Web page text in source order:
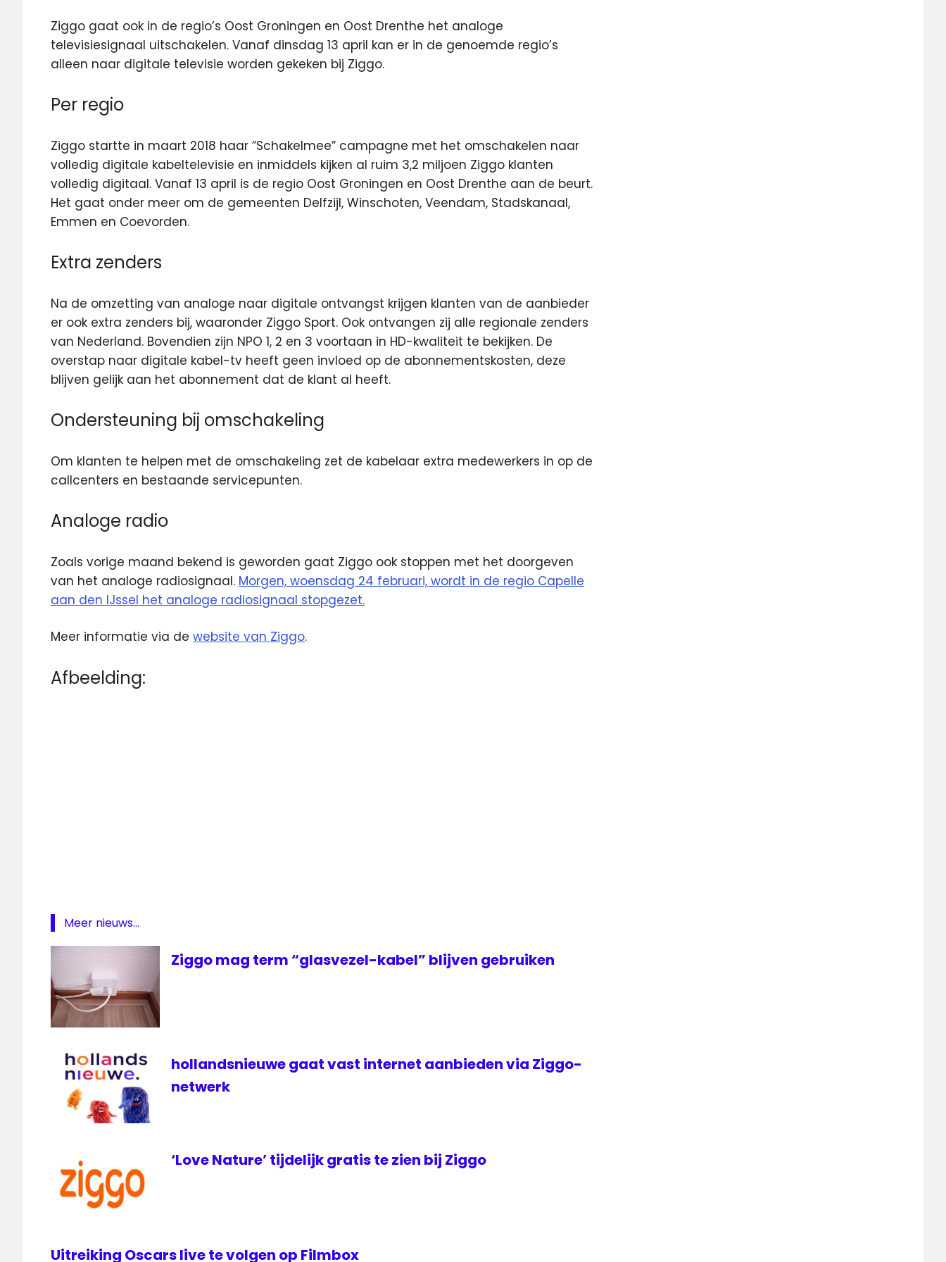
Ziggo gaat ook in de regio’s Oost Groningen en Oost Drenthe het analoge
televisiesignaal uitschakelen. Vanaf dinsdag 13 april kan er in de genoemde regio’s
alleen naar digitale televisie worden gekeken bij Ziggo.
Per regio
Ziggo startte in maart 2018 haar ”Schakelmee” campagne met het omschakelen naar
volledig digitale kabeltelevisie en inmiddels kijken al ruim 3,2 miljoen Ziggo klanten
volledig digitaal. Vanaf 13 april is de regio Oost Groningen en Oost Drenthe aan de beurt.
Het gaat onder meer om de gemeenten Delfzijl, Winschoten, Veendam, Stadskanaal,
Emmen en Coevorden.
Extra zenders
Na de omzetting van analoge naar digitale ontvangst krijgen klanten van de aanbieder
er ook extra zenders bij, waaronder Ziggo Sport. Ook ontvangen zij alle regionale zenders
van Nederland. Bovendien zijn NPO 1, 2 en 3 voortaan in HD-kwaliteit te bekijken. De
overstap naar digitale kabel-tv heeft geen invloed op de abonnementskosten, deze
blijven gelijk aan het abonnement dat de klant al heeft.
Ondersteuning bij omschakeling
Om klanten te helpen met de omschakeling zet de kabelaar extra medewerkers in op de
callcenters en bestaande servicepunten.
Analoge radio
Zoals vorige maand bekend is geworden gaat Ziggo ook stoppen met het doorgeven
van het analoge radiosignaal. Morgen, woensdag 24 februari, wordt in de regio Capelle
aan den IJssel het analoge radiosignaal stopgezet.
Meer informatie via de website van Ziggo.
Afbeelding:
Meer nieuws...
Ziggo mag term “glasvezel-kabel” blijven gebruiken
hollandsnieuwe gaat vast internet aanbieden via Ziggo-
netwerk
‘Love Nature’ tijdelijk gratis te zien bij Ziggo
Uitreiking Oscars live te volgen op Filmbox